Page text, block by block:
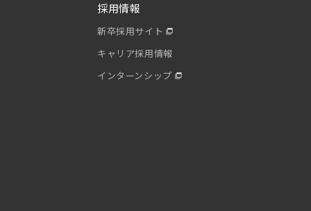
採用情報
新卒採用サイト
キャリア採用情報
インターンシップ